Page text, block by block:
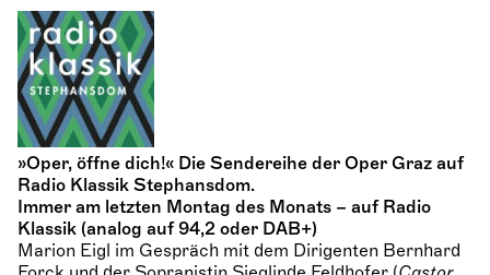
-
P
l
a
y
e
r
»Oper, öffne dich!« Die Sendereihe der Oper Graz auf
Radio Klassik Stephansdom.
Immer am letzten Montag des Monats – auf Radio
Klassik (analog auf 94,2 oder DAB+)
Marion Eigl im Gespräch mit dem Dirigenten Bernhard